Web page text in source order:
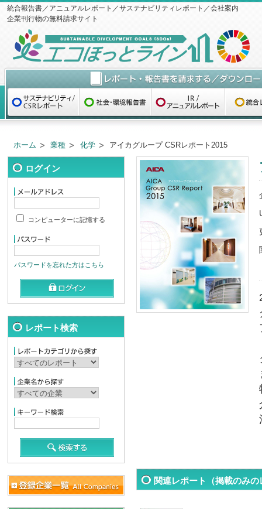
統合報告書／アニュアルレポート／サステナビリティレポート／会社案内
企業刊行物の無料請求サイト
ホーム 業種 化学 アイカグループ CSRレポート2015
ログイン
コンピューターに記憶する
パスワードを忘れた方はこちら
レポート検索
関連レポート（掲載のみ